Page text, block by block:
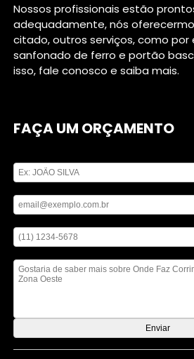
Nossos profissionais estão
adequadamente, nós
citado, outros serviços, como por
sanfonado de ferro e portão
isso, fale conosco e saiba mais.
FAÇA UM ORÇAMENTO